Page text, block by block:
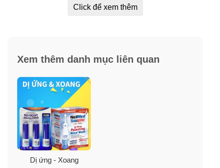
chân lông tạo môi trường cho vi khuẩn phát triển gây
Biểu hiện ban đầu của viêm nang lông là các nốt đỏ
hoặc mụn có lông ngay chính giữa, mụn có thể vỡ và
chảy máu, có mủ, cảm giác đau rát ngứa, khó chịu,
nghiêm trọng hơn có thể gây rụng lông và để lại sẹo,
làm mất thẩm mỹ.
Nguyên nhân dẫn đến tình trạng viêm nang lông có rất
nhiều, nhưng chủ yếu do: Ảnh hưởng của khí hậu nóng,
độ ẩm cao, môi trường ô nhiễm, tác động trực tiếp lên
Click để xem thêm
Xem thêm danh mục liên quan
Dị ứng - Xoang